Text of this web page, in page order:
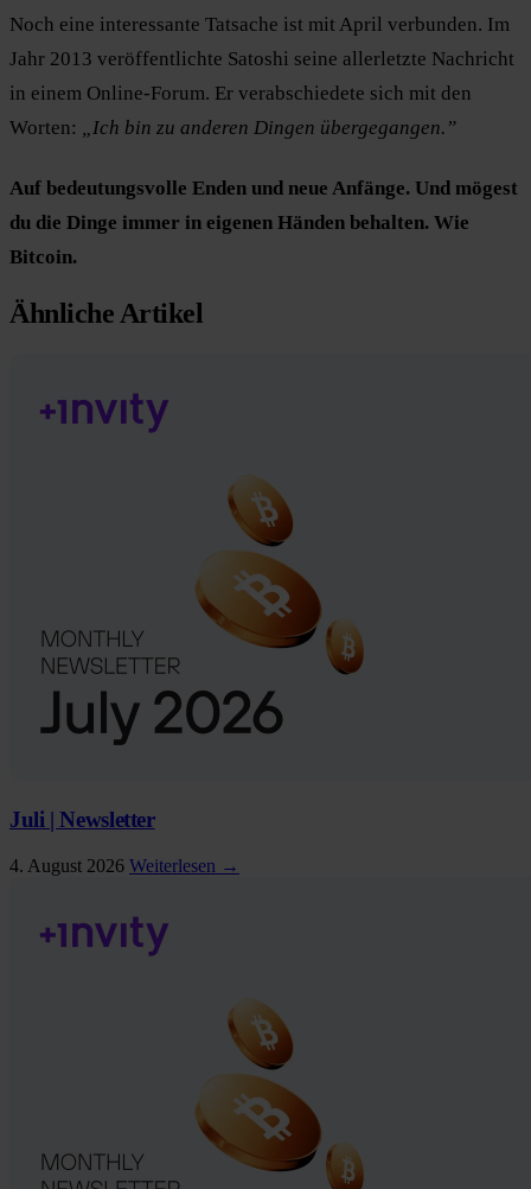
Noch eine interessante Tatsache ist mit April verbunden. Im
Jahr 2013 veröffentlichte Satoshi seine allerletzte Nachricht
in einem Online-Forum. Er verabschiedete sich mit den
Worten: „Ich bin zu anderen Dingen übergegangen.”
Auf bedeutungsvolle Enden und neue Anfänge. Und mögest
du die Dinge immer in eigenen Händen behalten. Wie
Bitcoin.
Ähnliche Artikel
Juli | Newsletter
4. August 2026 Weiterlesen →